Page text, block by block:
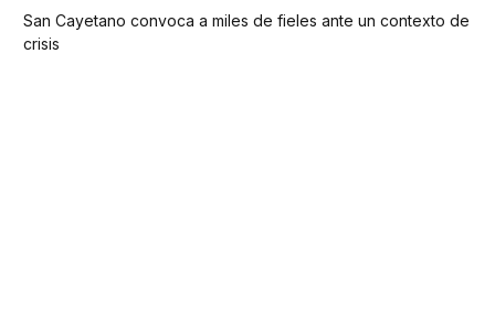
San Cayetano convoca a miles de fieles ante un contexto de
crisis